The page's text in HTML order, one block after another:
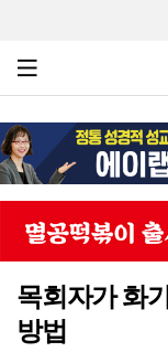
목회자가 화
방법